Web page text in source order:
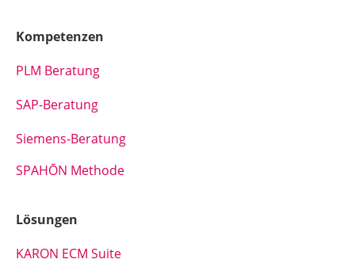
Kompetenzen
PLM Beratung
SAP-Beratung
Siemens-Beratung
SPAHŌN Methode
Lösungen
KARON ECM Suite